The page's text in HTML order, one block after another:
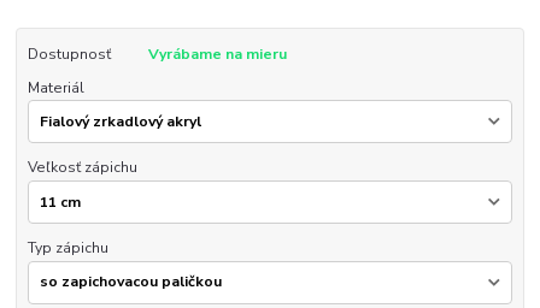
Dostupnosť
Vyrábame na mieru
Materiál
Veľkosť zápichu
Typ zápichu